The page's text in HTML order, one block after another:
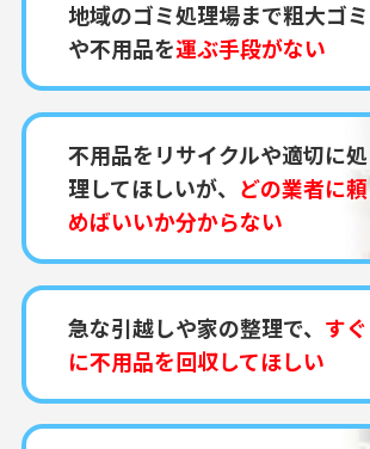
地域のゴミ処理場まで粗大ゴミ
や不用品を運ぶ手段がない
不用品をリサイクルや適切に処
理してほしいが、 どの業者に頼
めばいいか分からない
急な引越しや家の整理で、 すぐ
に不用品を回収してほしい